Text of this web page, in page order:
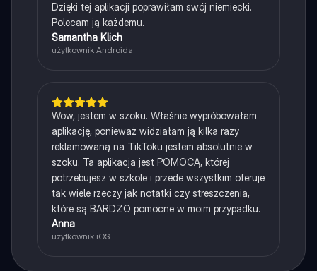
Dzięki tej aplikacji poprawiłam swój niemiecki.
Polecam ją każdemu.
Samantha Klich
użytkownik Androida
Wow, jestem w szoku. Właśnie wypróbowałam
aplikację, ponieważ widziałam ją kilka razy
reklamowaną na TikToku jestem absolutnie w
szoku. Ta aplikacja jest POMOCĄ, której
potrzebujesz w szkole i przede wszystkim oferuje
tak wiele rzeczy jak notatki czy streszczenia,
które są BARDZO pomocne w moim przypadku.
Anna
użytkownik iOS